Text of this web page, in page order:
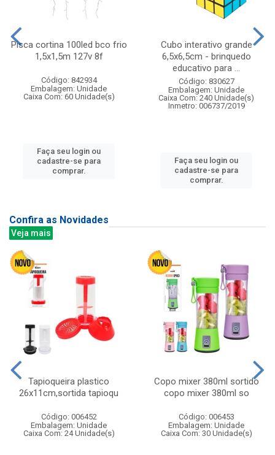
Pisca cortina 100led bco frio
1,5x1,5m 127v 8f
Código: 842934
Embalagem: Unidade
Caixa Com: 60 Unidade(s)
Faça seu login ou
cadastre-se para
comprar.
Cubo interativo grande
6,5x6,5cm - brinquedo
educativo para ...
Código: 830627
Embalagem: Unidade
Caixa Com: 240 Unidade(s)
Inmetro: 006737/2019
Faça seu login ou
cadastre-se para
comprar.
Confira as Novidades
Veja mais
Tapioqueira plastico
26x11cm,sortida tapioqu
Código: 006452
Embalagem: Unidade
Caixa Com: 24 Unidade(s)
Copo mixer 380ml sortido
copo mixer 380ml so
Código: 006453
Embalagem: Unidade
Caixa Com: 30 Unidade(s)